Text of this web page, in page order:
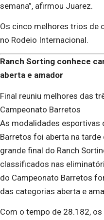
semana”, afirmou Juarez.
Os cinco melhores trios de
no Rodeio Internacional.
Ranch Sorting conhece
aberta e amador
Final reuniu melhores das
Campeonato Barretos
As modalidades esportivas
Barretos foi aberta na
grande final do Ranch
classificados nas
do Campeonato Barretos
das categorias aberta e
Com o tempo de 28.182,